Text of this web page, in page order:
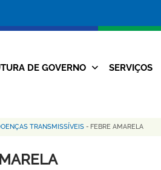
da
Prefeitura
Navegação
DE GOVERNO SERVIÇOS
TRANSMISSÍVEIS - FEBRE AMARELA